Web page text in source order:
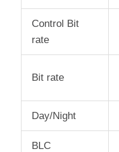
Control Bit
rate
Bit rate
Day/Night
BLC